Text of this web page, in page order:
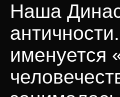
Наша
именуется